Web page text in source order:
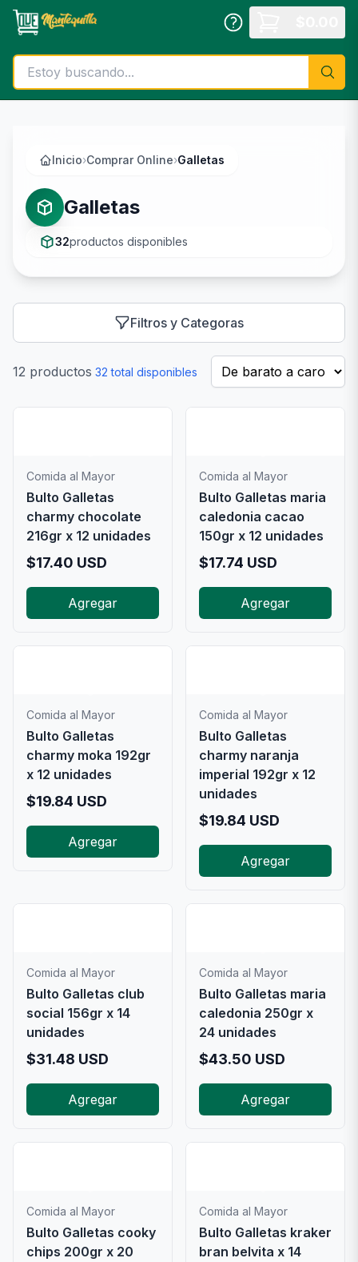
Saltar al contenido principal
Inicio›Comprar Online›Galletas
Galletas
32productos disponibles
Filtros y Categoras
12 productos 32 total disponibles
Comida al Mayor
Bulto Galletas
charmy chocolate
216gr x 12 unidades
$17.40 USD
Agregar
Comida al Mayor
Bulto Galletas maria
caledonia cacao
150gr x 12 unidades
$17.74 USD
Agregar
Comida al Mayor
Bulto Galletas
charmy moka 192gr
x 12 unidades
$19.84 USD
Agregar
Comida al Mayor
Bulto Galletas
charmy naranja
imperial 192gr x 12
unidades
$19.84 USD
Agregar
Comida al Mayor
Bulto Galletas club
social 156gr x 14
unidades
$31.48 USD
Agregar
Comida al Mayor
Bulto Galletas maria
caledonia 250gr x
24 unidades
$43.50 USD
Agregar
Comida al Mayor
Bulto Galletas cooky
chips 200gr x 20
Comida al Mayor
Bulto Galletas kraker
bran belvita x 14